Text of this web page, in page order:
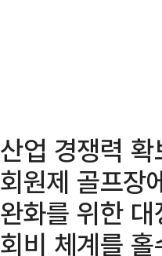
산업 경쟁력
회원제 골프장
완화를 위한
회비 체계를